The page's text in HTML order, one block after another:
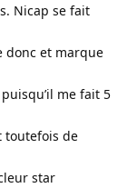
Nicap se fait
donc et marque
me fait 5
toutefois de
star